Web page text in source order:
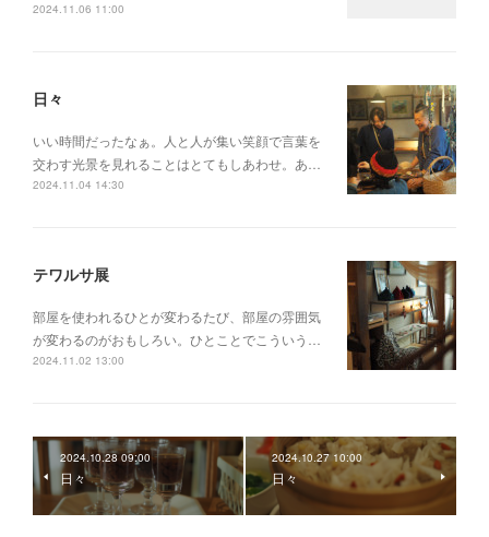
2024.11.06 11:00
日々
いい時間だったなぁ。人と人が集い笑顔で言葉を
交わす光景を見れることはとてもしあわせ。あ…
2024.11.04 14:30
テワルサ展
部屋を使われるひとが変わるたび、部屋の雰囲気
が変わるのがおもしろい。ひとことでこういう…
2024.11.02 13:00
2024.10.28 09:00
日々
2024.10.27 10:00
日々